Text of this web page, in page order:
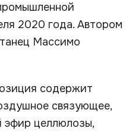
2020 года. Автором
Массимо
содержит
связующее,
эфир целлюлозы,